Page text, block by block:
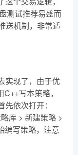
测试推荐易盛而
送机制，非常适
实现了，由于优
写本策略，
依次打开：
库 > 新建策略 >
编写策略，注意